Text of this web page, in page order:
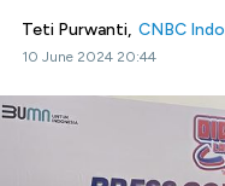
Teti Purwanti, CNBC
10 June 2024 20:44